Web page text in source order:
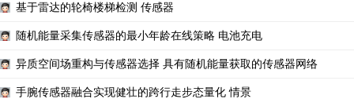
基于雷达的轮椅楼梯检测 传感器
随机能量采集传感器的最小年龄在线策略 电池充电
异质空间场重构与传感器选择 具有随机能量获取的传感器网络
手腕传感器融合实现健壮的跨行走步态量化 情景